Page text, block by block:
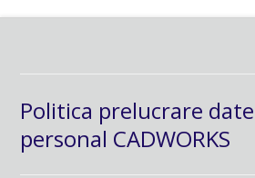
Politica prelucrare
personal CADWORKS